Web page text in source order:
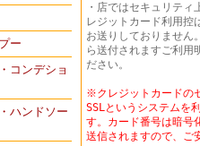
ー
コンデショ
ハンドソー
・店ではセキュリティ
レジットカード利用控
お送りしておりません
ら送付されますご利用
ださい。
※クレジットカードの
SSLというシステムを
す。カード番号は暗号
送信されますので、ご